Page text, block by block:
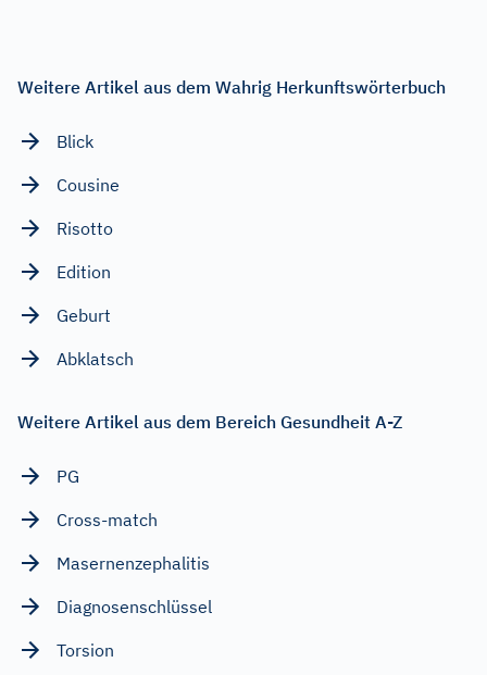
Weitere Artikel aus dem Wahrig Herkunftswörterbuch
Blick
Cousine
Risotto
Edition
Geburt
Abklatsch
Weitere Artikel aus dem Bereich Gesundheit A-Z
PG
Cross-match
Masernenzephalitis
Diagnosenschlüssel
Torsion